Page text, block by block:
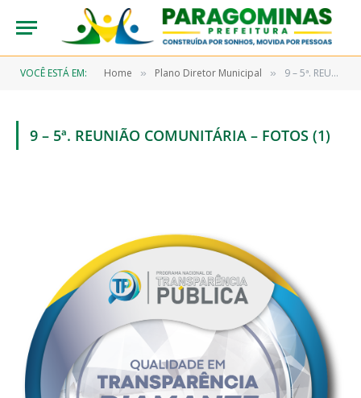
VOCÊ ESTÁ EM: Home » Plano Diretor Municipal » 9 – 5ª. REUNIÃO COMUNITÁRIA – FOTOS (1)
9 – 5ª. REUNIÃO COMUNITÁRIA – FOTOS (1)